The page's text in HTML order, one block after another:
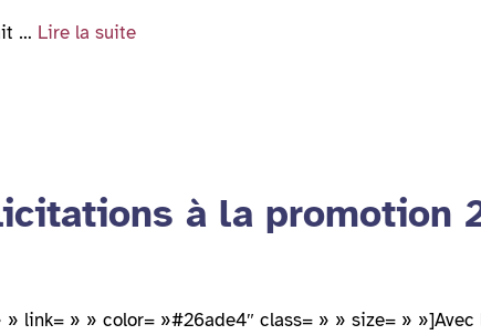
… Lire la suite
à la promotion
link= » » color= »#26ade4″ class= » » size= »